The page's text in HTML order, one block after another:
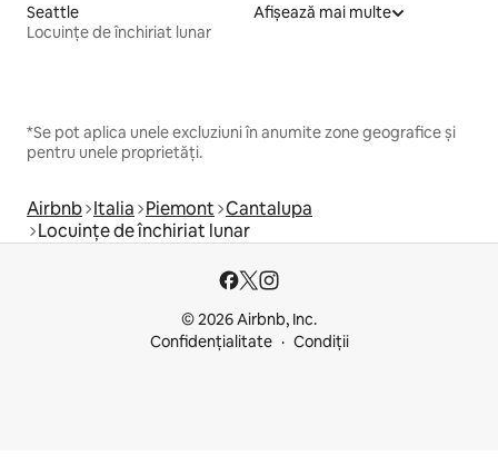
Seattle
Locuințe de închiriat lunar
Afișează mai multe
*Se pot aplica unele excluziuni în anumite zone geografice și
pentru unele proprietăți.
Airbnb Italia Piemont Cantalupa
Locuințe de închiriat lunar
© 2026 Airbnb, Inc.
Confidențialitate
Condiții